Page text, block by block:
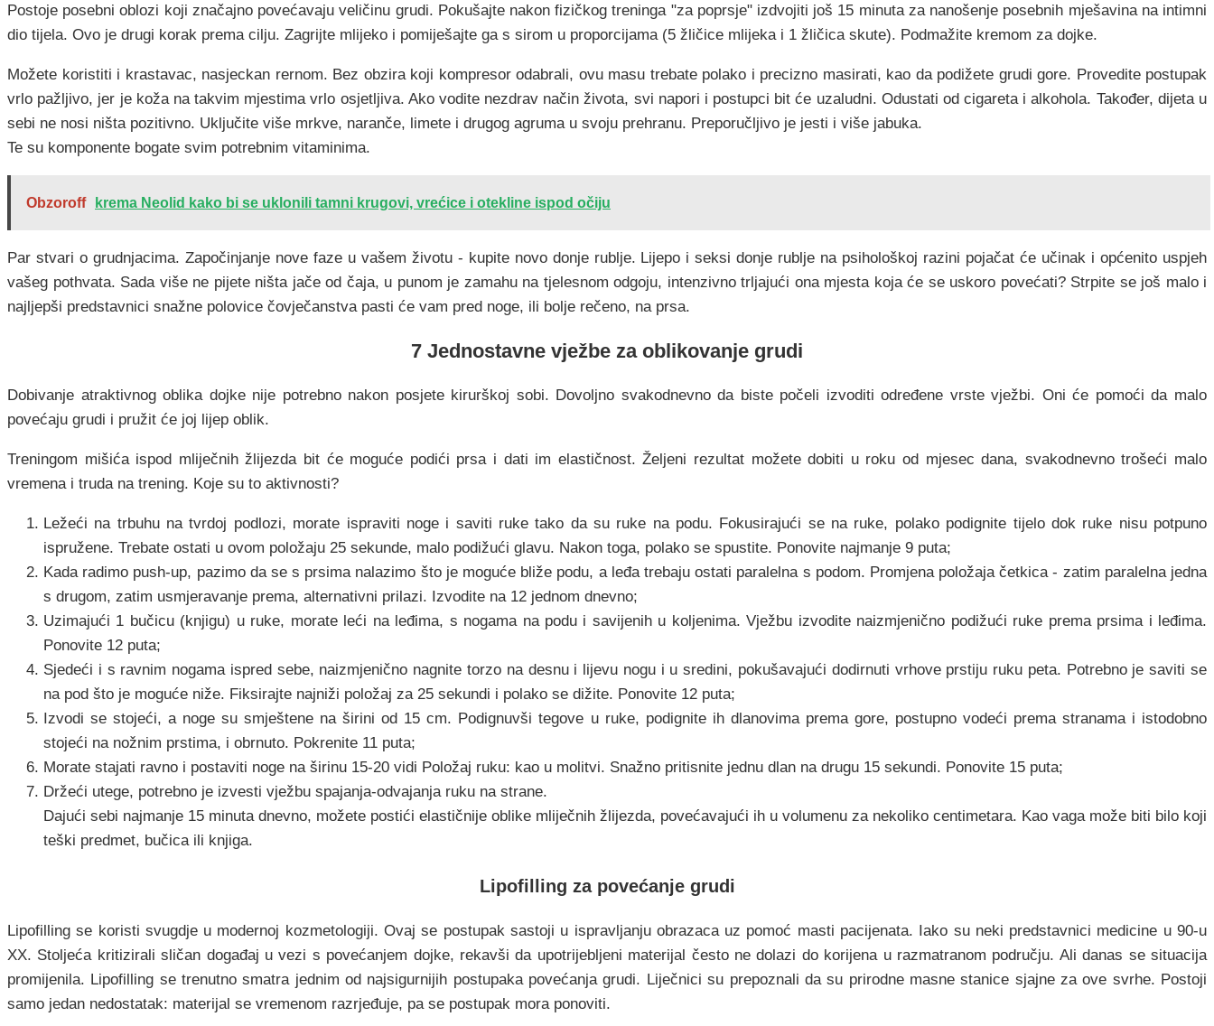
Postoje posebni oblozi koji značajno povećavaju veličinu grudi. Pokušajte nakon fizičkog treninga "za poprsje" izdvojiti još 15 minuta za nanošenje posebnih mješavina na intimni
dio tijela. Ovo je drugi korak prema cilju. Zagrijte mlijeko i pomiješajte ga s sirom u proporcijama (5 žličice mlijeka i 1 žličica skute). Podmažite kremom za dojke.
Možete koristiti i krastavac, nasjeckan rernom. Bez obzira koji kompresor odabrali, ovu masu trebate polako i precizno masirati, kao da podižete grudi gore. Provedite postupak
vrlo pažljivo, jer je koža na takvim mjestima vrlo osjetljiva. Ako vodite nezdrav način života, svi napori i postupci bit će uzaludni. Odustati od cigareta i alkohola. Također, dijeta u
sebi ne nosi ništa pozitivno. Uključite više mrkve, naranče, limete i drugog agruma u svoju prehranu. Preporučljivo je jesti i više jabuka.
Te su komponente bogate svim potrebnim vitaminima.
Obzoroff krema Neolid kako bi se uklonili tamni krugovi, vrećice i otekline ispod očiju
Par stvari o grudnjacima. Započinjanje nove faze u vašem životu - kupite novo donje rublje. Lijepo i seksi donje rublje na psihološkoj razini pojačat će učinak i općenito uspjeh
vašeg pothvata. Sada više ne pijete ništa jače od čaja, u punom je zamahu na tjelesnom odgoju, intenzivno trljajući ona mjesta koja će se uskoro povećati? Strpite se još malo i
najljepši predstavnici snažne polovice čovječanstva pasti će vam pred noge, ili bolje rečeno, na prsa.
7 Jednostavne vježbe za oblikovanje grudi
Dobivanje atraktivnog oblika dojke nije potrebno nakon posjete kirurškoj sobi. Dovoljno svakodnevno da biste počeli izvoditi određene vrste vježbi. Oni će pomoći da malo
povećaju grudi i pružit će joj lijep oblik.
Treningom mišića ispod mliječnih žlijezda bit će moguće podići prsa i dati im elastičnost. Željeni rezultat možete dobiti u roku od mjesec dana, svakodnevno trošeći malo
vremena i truda na trening. Koje su to aktivnosti?
Ležeći na trbuhu na tvrdoj podlozi, morate ispraviti noge i saviti ruke tako da su ruke na podu. Fokusirajući se na ruke, polako podignite tijelo dok ruke nisu potpuno
ispružene. Trebate ostati u ovom položaju 25 sekunde, malo podižući glavu. Nakon toga, polako se spustite. Ponovite najmanje 9 puta;
Kada radimo push-up, pazimo da se s prsima nalazimo što je moguće bliže podu, a leđa trebaju ostati paralelna s podom. Promjena položaja četkica - zatim paralelna jedna
s drugom, zatim usmjeravanje prema, alternativni prilazi. Izvodite na 12 jednom dnevno;
Uzimajući 1 bučicu (knjigu) u ruke, morate leći na leđima, s nogama na podu i savijenih u koljenima. Vježbu izvodite naizmjenično podižući ruke prema prsima i leđima.
Ponovite 12 puta;
Sjedeći i s ravnim nogama ispred sebe, naizmjenično nagnite torzo na desnu i lijevu nogu i u sredini, pokušavajući dodirnuti vrhove prstiju ruku peta. Potrebno je saviti se
na pod što je moguće niže. Fiksirajte najniži položaj za 25 sekundi i polako se dižite. Ponovite 12 puta;
Izvodi se stojeći, a noge su smještene na širini od 15 cm. Podignuvši tegove u ruke, podignite ih dlanovima prema gore, postupno vodeći prema stranama i istodobno
stojeći na nožnim prstima, i obrnuto. Pokrenite 11 puta;
Morate stajati ravno i postaviti noge na širinu 15-20 vidi Položaj ruku: kao u molitvi. Snažno pritisnite jednu dlan na drugu 15 sekundi. Ponovite 15 puta;
Držeći utege, potrebno je izvesti vježbu spajanja-odvajanja ruku na strane.
Dajući sebi najmanje 15 minuta dnevno, možete postići elastičnije oblike mliječnih žlijezda, povećavajući ih u volumenu za nekoliko centimetara. Kao vaga može biti bilo koji
teški predmet, bučica ili knjiga.
Lipofilling za povećanje grudi
Lipofilling se koristi svugdje u modernoj kozmetologiji. Ovaj se postupak sastoji u ispravljanju obrazaca uz pomoć masti pacijenata. Iako su neki predstavnici medicine u 90-u
XX. Stoljeća kritizirali sličan događaj u vezi s povećanjem dojke, rekavši da upotrijebljeni materijal često ne dolazi do korijena u razmatranom području. Ali danas se situacija
promijenila. Lipofilling se trenutno smatra jednim od najsigurnijih postupaka povećanja grudi. Liječnici su prepoznali da su prirodne masne stanice sjajne za ove svrhe. Postoji
samo jedan nedostatak: materijal se vremenom razrjeđuje, pa se postupak mora ponoviti.